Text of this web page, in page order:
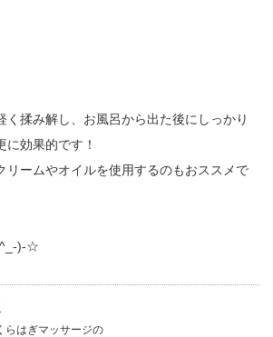
く揉み解し、お風呂から出た後にしっかり
効果的です！
リームやオイルを使用するのもおススメで
)-☆
らはぎマッサージの